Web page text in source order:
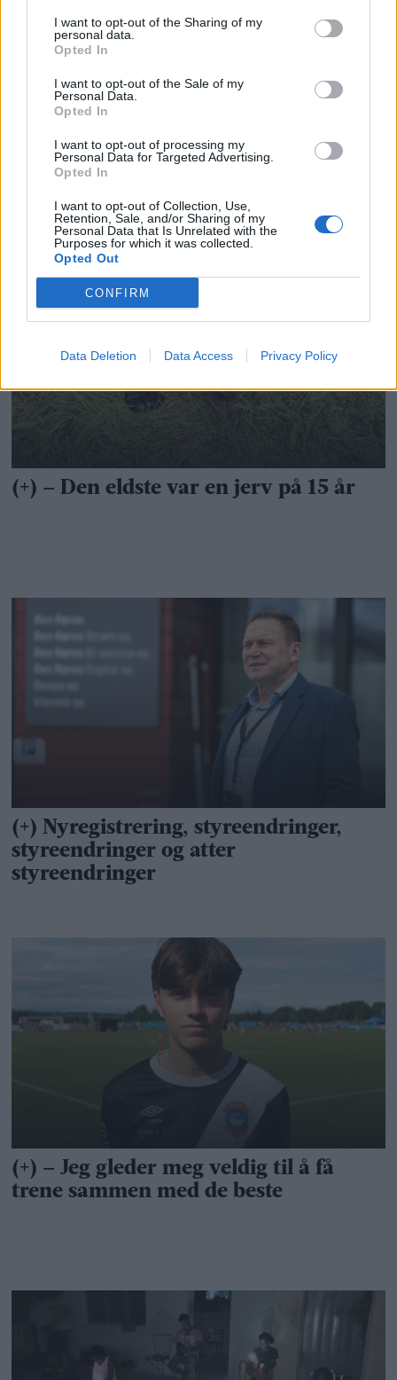
I want to opt-out of the Sharing of my
personal data.
Opted In
I want to opt-out of the Sale of my
Personal Data.
Opted In
I want to opt-out of processing my
Personal Data for Targeted Advertising.
Opted In
I want to opt-out of Collection, Use,
Retention, Sale, and/or Sharing of my
Personal Data that Is Unrelated with the
Purposes for which it was collected.
Opted Out
CONFIRM
Data Deletion Data Access Privacy Policy